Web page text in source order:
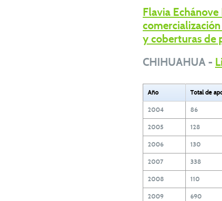
Flavia
y coberturas de
CHIHUAHUA -
Año Total de
2004 86
2005 128
2006 130
2007 338
2008 110
2009 690